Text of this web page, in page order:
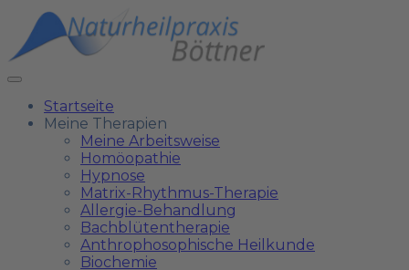
Startseite
Meine Therapien
Meine Arbeitsweise
Homöopathie
Hypnose
Matrix-Rhythmus-Therapie
Allergie-Behandlung
Bachblütentherapie
Anthrophosophische Heilkunde
Biochemie